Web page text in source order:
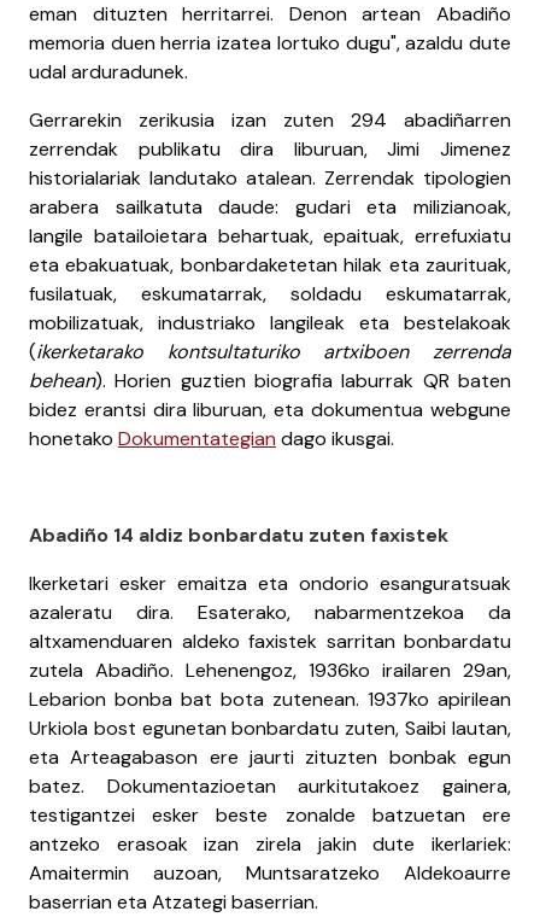
eman dituzten herritarrei. Denon artean Abadiño
memoria duen herria izatea lortuko dugu", azaldu dute
udal arduradunek.
Gerrarekin zerikusia izan zuten 294 abadiñarren
zerrendak publikatu dira liburuan, Jimi Jimenez
historialariak landutako atalean. Zerrendak tipologien
arabera sailkatuta daude: gudari eta milizianoak,
langile batailoietara behartuak, epaituak, errefuxiatu
eta ebakuatuak, bonbardaketetan hilak eta zaurituak,
fusilatuak, eskumatarrak, soldadu eskumatarrak,
mobilizatuak, industriako langileak eta bestelakoak
(ikerketarako
kontsultaturiko artxiboen zerrenda
behean). Horien guztien biografia laburrak QR baten
bidez erantsi dira liburuan, eta dokumentua webgune
honetako Dokumentategian dago ikusgai.
Abadiño 14 aldiz bonbardatu zuten faxistek
Ikerketari esker emaitza eta ondorio esanguratsuak
azaleratu dira. Esaterako, nabarmentzekoa da
altxamenduaren aldeko faxistek sarritan bonbardatu
zutela Abadiño. Lehenengoz, 1936ko irailaren 29an,
Lebarion bonba bat bota zutenean. 1937ko apirilean
Urkiola bost egunetan bonbardatu zuten, Saibi lautan,
eta Arteagabason ere jaurti zituzten bonbak egun
batez. Dokumentazioetan aurkitutakoez gainera,
testigantzei esker beste zonalde batzuetan ere
antzeko erasoak izan zirela jakin dute ikerlariek:
Amaitermin auzoan, Muntsaratzeko Aldekoaurre
baserrian eta Atzategi baserrian.